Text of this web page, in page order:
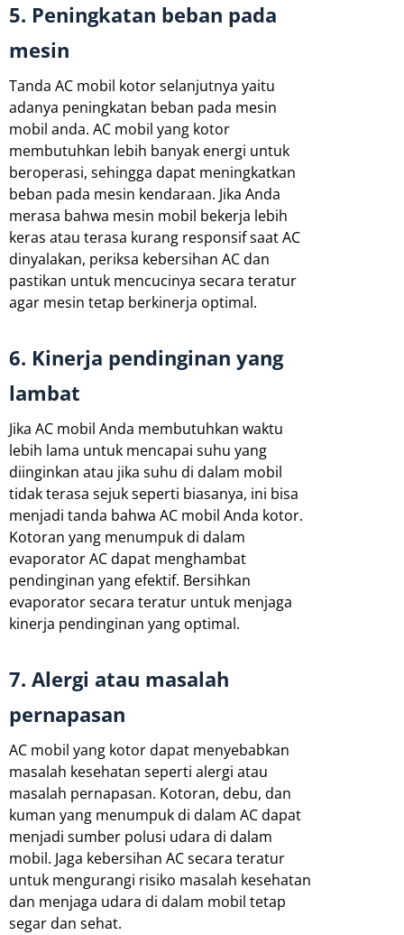
5. Peningkatan beban pada
mesin
Tanda AC mobil kotor selanjutnya yaitu
adanya peningkatan beban pada mesin
mobil anda. AC mobil yang kotor
membutuhkan lebih banyak energi untuk
beroperasi, sehingga dapat meningkatkan
beban pada mesin kendaraan. Jika Anda
merasa bahwa mesin mobil bekerja lebih
keras atau terasa kurang responsif saat AC
dinyalakan, periksa kebersihan AC dan
pastikan untuk mencucinya secara teratur
agar mesin tetap berkinerja optimal.
6. Kinerja pendinginan yang
lambat
Jika AC mobil Anda membutuhkan waktu
lebih lama untuk mencapai suhu yang
diinginkan atau jika suhu di dalam mobil
tidak terasa sejuk seperti biasanya, ini bisa
menjadi tanda bahwa AC mobil Anda kotor.
Kotoran yang menumpuk di dalam
evaporator AC dapat menghambat
pendinginan yang efektif. Bersihkan
evaporator secara teratur untuk menjaga
kinerja pendinginan yang optimal.
7. Alergi atau masalah
pernapasan
AC mobil yang kotor dapat menyebabkan
masalah kesehatan seperti alergi atau
masalah pernapasan. Kotoran, debu, dan
kuman yang menumpuk di dalam AC dapat
menjadi sumber polusi udara di dalam
mobil. Jaga kebersihan AC secara teratur
untuk mengurangi risiko masalah kesehatan
dan menjaga udara di dalam mobil tetap
segar dan sehat.